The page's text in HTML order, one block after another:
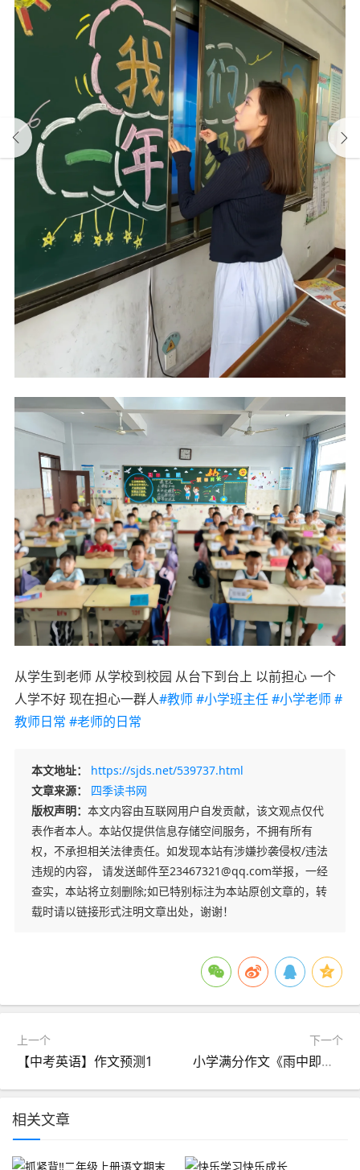
从学生到老师 从学校到校园 从台下到台上 以前担心 一个
人学不好 现在担心一群人#教师#小学班主任#小学老师#
教师日常 #老师的日常
本文地址：
https://sjds.net/539737.html
文章来源：
四季读书网
版权声明： 本文内容由互联网用户自发贡献，该文观点仅代
表作者本人。本站仅提供信息存储空间服务，不拥有所有
权，不承担相关法律责任。如发现本站有涉嫌抄袭侵权/违法
违规的内容， 请发送邮件至23467321@qq.com举报，一经
查实，本站将立刻删除;如已特别标注为本站原创文章的，转
载时请以链接形式注明文章出处，谢谢！
上一个
【中考英语】作文预测1
下一个
小学满分作文《雨中即景》
相关文章